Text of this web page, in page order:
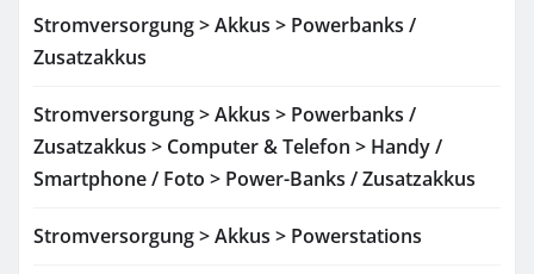
Stromversorgung > Akkus > Powerbanks /
Zusatzakkus
Stromversorgung > Akkus > Powerbanks /
Zusatzakkus > Computer & Telefon > Handy /
Smartphone / Foto > Power-Banks / Zusatzakkus
Stromversorgung > Akkus > Powerstations